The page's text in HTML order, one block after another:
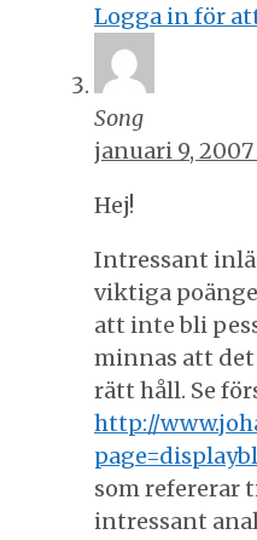
Logga in för
Song
januari 9, 2007
Hej!
Intressant
viktiga
att inte bli
minnas att
rätt håll. Se
http://
som refererar
intressant